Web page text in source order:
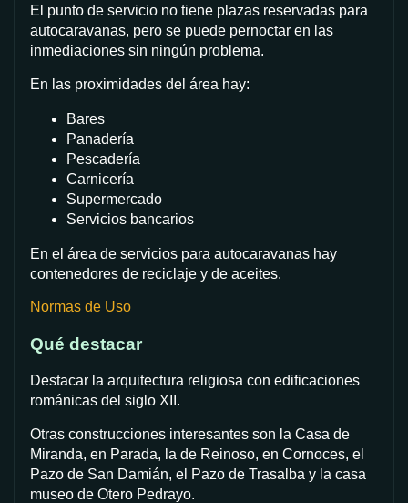
El punto de servicio no tiene plazas reservadas para
autocaravanas, pero se puede pernoctar en las
inmediaciones sin ningún problema.
En las proximidades del área hay:
Bares
Panadería
Pescadería
Carnicería
Supermercado
Servicios bancarios
En el área de servicios para autocaravanas hay
contenedores de reciclaje y de aceites.
Normas de Uso
Qué destacar
Destacar la arquitectura religiosa con edificaciones
románicas del siglo XII.
Otras construcciones interesantes son la Casa de
Miranda, en Parada, la de Reinoso, en Cornoces, el
Pazo de San Damián, el Pazo de Trasalba y la casa
museo de Otero Pedrayo.